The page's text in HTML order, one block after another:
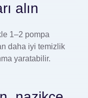
alın
1–2 pompa
daha iyi temizlik
yaratabilir.